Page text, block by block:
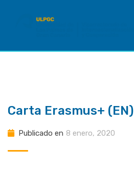
Carta Erasmus+ (EN)
Publicado en 8 enero, 2020